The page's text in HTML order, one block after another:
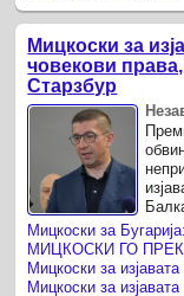
Мицкоски за
човекови
Старзбур